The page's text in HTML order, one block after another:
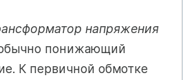
напряжения
понижающий
К первичной обмотке